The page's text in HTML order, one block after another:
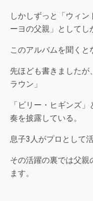
しかしずっと「ウィ
ーヨの父親」としてし
このアルバムを聞くと
先ほども書きました
ラウン」
「ビリー・ヒギンズ
奏を披露している。
息子3人がプロとして
その活躍の裏では父親
ます。